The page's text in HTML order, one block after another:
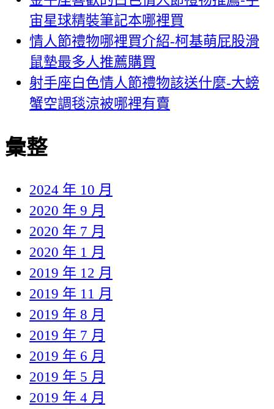
宙星球精裝筆記本哪裡買
情人節禮物哪裡買介紹-柯基萌屁股滑
鼠墊最多人推薦購買
射手座白色情人節禮物該送什麼-大螃
蟹空調毯涼被哪裡有賣
彙整
2024 年 10 月
2020 年 9 月
2020 年 7 月
2020 年 1 月
2019 年 12 月
2019 年 11 月
2019 年 8 月
2019 年 7 月
2019 年 6 月
2019 年 5 月
2019 年 4 月